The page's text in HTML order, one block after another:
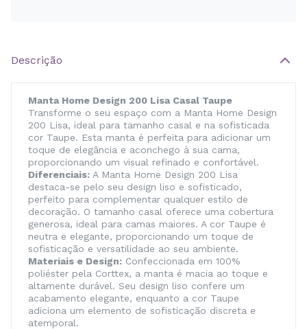
Descrição
Manta Home Design 200 Lisa Casal Taupe
Transforme o seu espaço com a Manta Home Design
200 Lisa, ideal para tamanho casal e na sofisticada
cor Taupe. Esta manta é perfeita para adicionar um
toque de elegância e aconchego à sua cama,
proporcionando um visual refinado e confortável.
Diferenciais: A Manta Home Design 200 Lisa
destaca-se pelo seu design liso e sofisticado,
perfeito para complementar qualquer estilo de
decoração. O tamanho casal oferece uma cobertura
generosa, ideal para camas maiores. A cor Taupe é
neutra e elegante, proporcionando um toque de
sofisticação e versatilidade ao seu ambiente.
Materiais e Design: Confeccionada em 100%
poliéster pela Corttex, a manta é macia ao toque e
altamente durável. Seu design liso confere um
acabamento elegante, enquanto a cor Taupe
adiciona um elemento de sofisticação discreta e
atemporal.